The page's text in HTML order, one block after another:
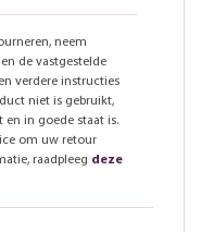
neem
de vastgestelde
verdere instructies
niet is gebruikt,
in goede staat is.
om uw retour
raadpleeg deze